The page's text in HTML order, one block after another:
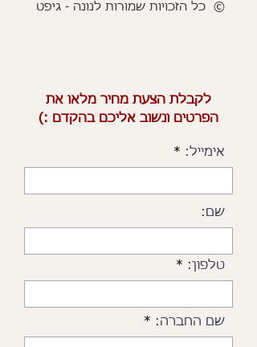
© כל הזכויות שמורות לנונה - גיפט
לקבלת הצעת מחיר מלאו את
הפרטים ונשוב אליכם בהקדם :)
אימייל:
שם:
טלפון:
שם החברה: